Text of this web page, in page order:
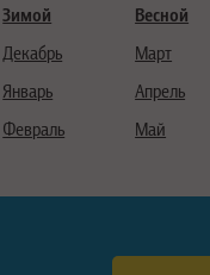
Зимой
Декабрь
Январь
Февраль
Весной
Март
Апрель
Май